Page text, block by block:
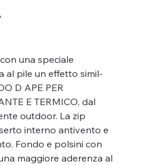
una speciale
al pile un effetto simil-
D APE PER
E TERMICO, dal
outdoor. La zip
interno antivento e
Fondo e polsini con
maggiore aderenza al